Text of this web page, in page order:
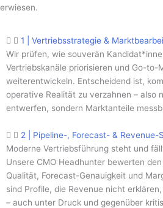
erwiesen.
1 | Vertriebsstrategie &
Wir prüfen, wie souverän
Vertriebskanäle priorisieren und Go-to-
weiterentwickeln. Entscheidend ist,
operative Realität zu verzahnen – also
entwerfen, sondern Marktanteile
2 | Pipeline-, Forecast- & Revenue-
Moderne Vertriebsführung steht und
Unsere CMO Headhunter bewerten
Qualität, Forecast-Genauigkeit und
sind Profile, die Revenue nicht
– auch unter Druck und gegenüber